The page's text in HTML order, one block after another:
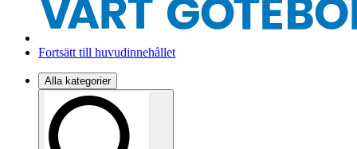
Fortsätt till huvudinnehållet
Alla kategorier